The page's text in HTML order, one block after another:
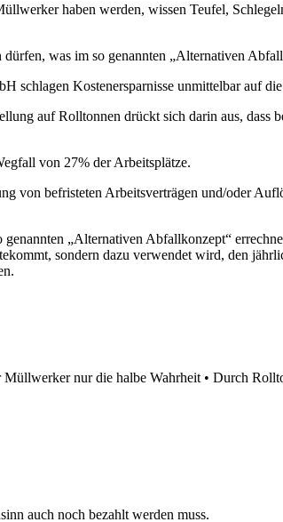
haben werden, wissen Teufel,
was im so genannten „Alternativen
schlagen Kostenersparnisse unmittelbar auf
auf Rolltonnen drückt sich darin aus,
von 27% der Arbeitsplätze.
von befristeten Arbeitsverträgen und/oder
„Alternativen Abfallkonzept“
sondern dazu verwendet wird, den
nur die halbe Wahrheit • Durch
auch noch bezahlt werden muss.